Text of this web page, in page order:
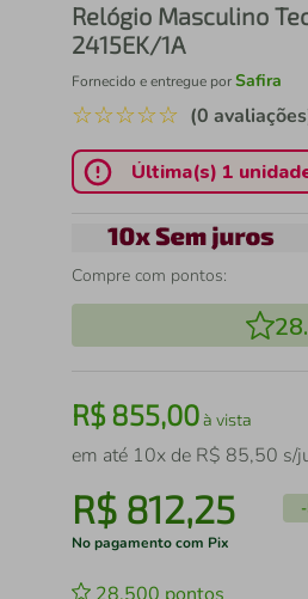
Relógio Masculino
2415EK/1A
Fornecido e entregue porSafira
☆☆☆☆☆ (0
Última(s) 1
Compre com pontos:
R$855,00à vista
em até 10x de R$ 85,50 s/
R$ 812,25 -
No pagamento com Pix